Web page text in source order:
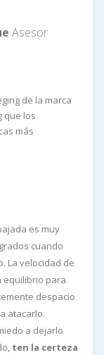
Asesor
de la marca
que los
más
es muy
cuando
La velocidad de
equilibrio para
despacio
atacarlo.
a dejarlo
ten la certeza